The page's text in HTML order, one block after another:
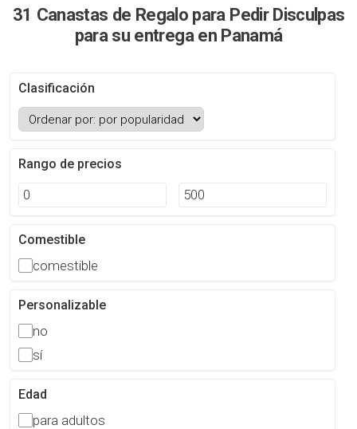
31 Canastas de Regalo para Pedir Disculpas
para su entrega en Panamá
Clasificación
Rango de precios
Comestible
comestible
Personalizable
no
sí
Edad
para adultos